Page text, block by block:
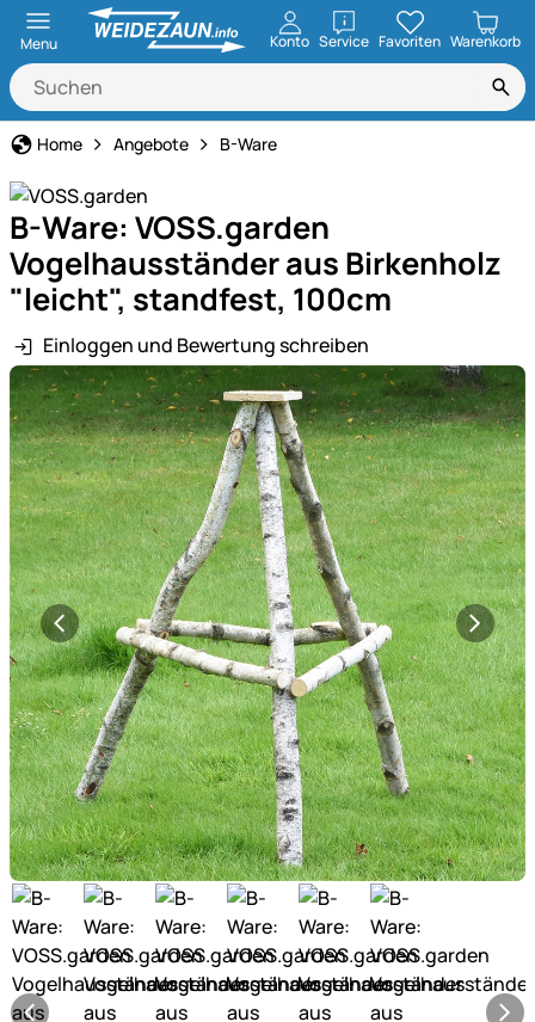
Menu Konto ServiceöffnenFavoriten Warenkorb
Home Angebote B-Ware
B-Ware: VOSS.garden
Vogelhausständer aus Birkenholz
"leicht", standfest, 100cm
Einloggen und Bewertung schreiben
Produktgalerie